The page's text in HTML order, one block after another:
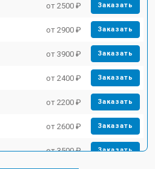
от 2500 ₽ Заказать
от 2900 ₽ Заказать
от 3900 ₽ Заказать
от 2400 ₽ Заказать
от 2200 ₽ Заказать
от 2600 ₽ Заказать
от 3500 ₽ Заказать